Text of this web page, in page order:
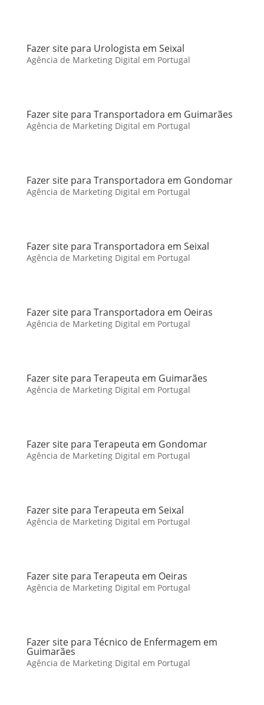
Fazer site para Urologista em Seixal
Agência de Marketing Digital em Portugal
Fazer site para Transportadora em Guimarães
Agência de Marketing Digital em Portugal
Fazer site para Transportadora em Gondomar
Agência de Marketing Digital em Portugal
Fazer site para Transportadora em Seixal
Agência de Marketing Digital em Portugal
Fazer site para Transportadora em Oeiras
Agência de Marketing Digital em Portugal
Fazer site para Terapeuta em Guimarães
Agência de Marketing Digital em Portugal
Fazer site para Terapeuta em Gondomar
Agência de Marketing Digital em Portugal
Fazer site para Terapeuta em Seixal
Agência de Marketing Digital em Portugal
Fazer site para Terapeuta em Oeiras
Agência de Marketing Digital em Portugal
Fazer site para Técnico de Enfermagem em
Guimarães
Agência de Marketing Digital em Portugal